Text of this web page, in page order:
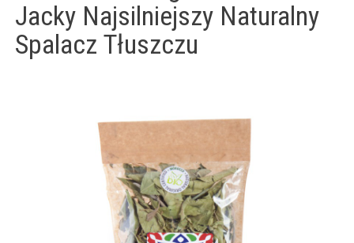
Jacky Najsilniejszy Naturalny
Spalacz Tłuszczu